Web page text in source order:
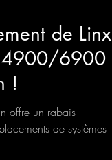
de Linx
!
offre un rabais
de systèmes